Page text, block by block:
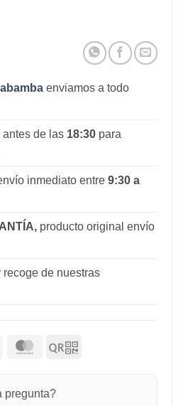
enviamos a todo
antes de las 18:30para
inmediato entre 9:30 a
producto original envío
de nuestras
pregunta?